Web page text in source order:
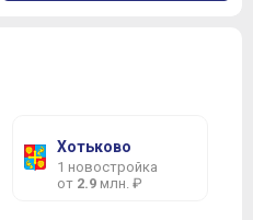
Хотьково
1 новостройка
от 2.9 млн. ₽